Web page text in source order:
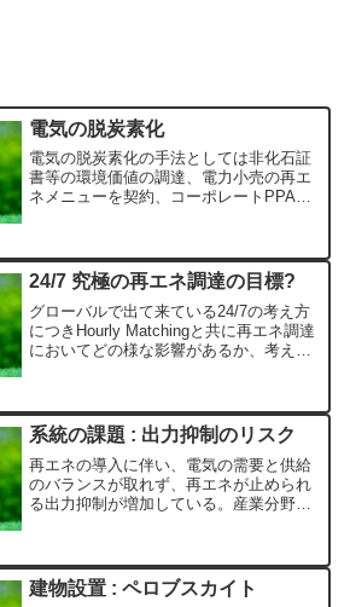
電気の脱炭素化
電気の脱炭素化の手法としては非化石証
書等の環境価値の調達、電力小売の再エ
ネメニューを契約、コーポレートPPA、
24/7 究極の再エネ調達の目標?
グローバルで出て来ている24/7の考え方
につきHourly Matchingと共に再エネ調達
においてどの様な影響があるか、考えて
系統の課題 : 出力抑制のリスク
再エネの導入に伴い、電気の需要と供給
のバランスが取れず、再エネが止められ
る出力抑制が増加している。産業分野の
建物設置 : ペロブスカイト